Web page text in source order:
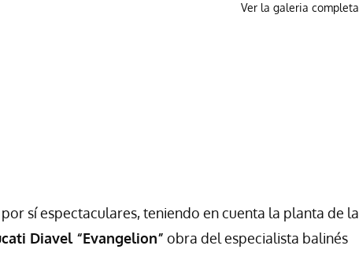
Ver la galeria completa
sí espectaculares, teniendo en cuenta la planta de la
Diavel “Evangelion” obra del especialista balinés